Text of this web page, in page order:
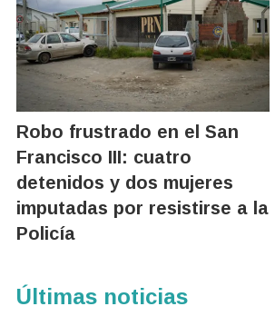
Robo frustrado en el San
Francisco III: cuatro
detenidos y dos mujeres
imputadas por resistirse a la
Policía
Últimas noticias